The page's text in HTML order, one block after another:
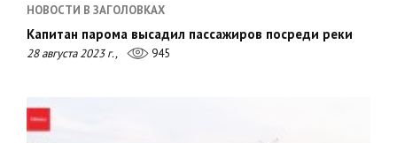
НОВОСТИ В ЗАГОЛОВКАХ
Капитан парома высадил пассажиров посреди реки
28 августа 2023 г., 945